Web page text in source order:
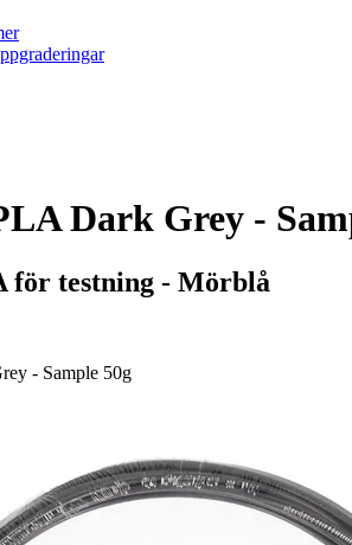
Dark Grey -
för testning - Mörblå
- Sample 50g